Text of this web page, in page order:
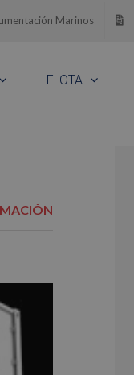
Marinos
FLOTA